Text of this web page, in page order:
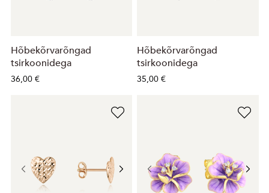
Hõbekõrvarõngad
tsirkoonidega
36,00 €
Hõbekõrvarõngad
tsirkoonidega
35,00 €